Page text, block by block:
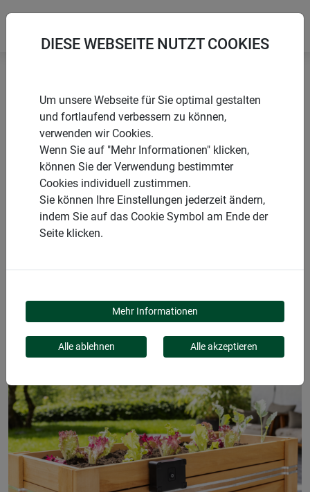
Startseite
Schnecken, Ameisen & Spinnen
elektr. Schneckenabwehr e-FENCE
PRODUKTE
ELEKTR.
SCHNECKENABWEHR
E-FENCE
DIESE WEBSEITE NUTZT COOKIES
Um unsere Webseite für Sie optimal gestalten
und fortlaufend verbessern zu können,
verwenden wir Cookies.
Wenn Sie auf "Mehr Informationen" klicken,
können Sie der Verwendung bestimmter
Cookies individuell zustimmen.
Sie können Ihre Einstellungen jederzeit ändern,
indem Sie auf das Cookie Symbol am Ende der
Seite klicken.
Mehr Informationen
Alle ablehnen Alle akzeptieren